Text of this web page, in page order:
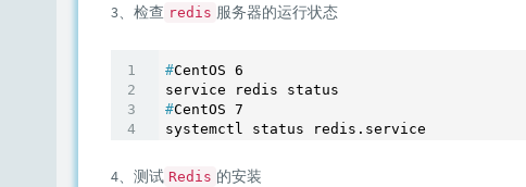
3、检查 redis 服务器的运行状态
#CentOS 6
#CentOS 7
4、测试 Redis 的安装